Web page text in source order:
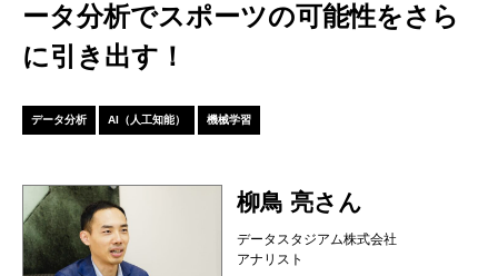
ータ分析でスポーツの可能性をさら
に引き出す！
データ分析 AI（人工知能） 機械学習
柳鳥 亮さん
データスタジアム株式会社
アナリスト